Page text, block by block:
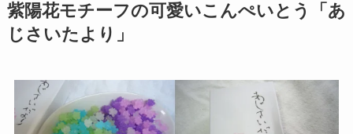
紫陽花モチーフの可愛いこんぺいとう「あ
じさいたより」